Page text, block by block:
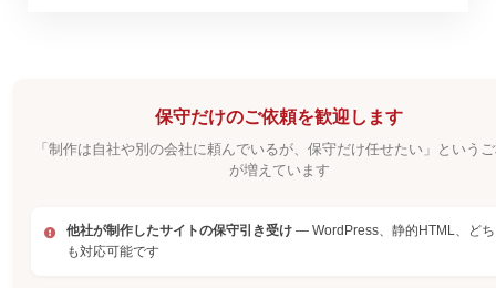
保守だけのご依頼を歓迎します
「制作は自社や別の会社に頼んでいるが、保守だけ任せたい」という
が増えています
他社が制作したサイトの保守引き受け — WordPress、静的HTML、ど
も対応可能です